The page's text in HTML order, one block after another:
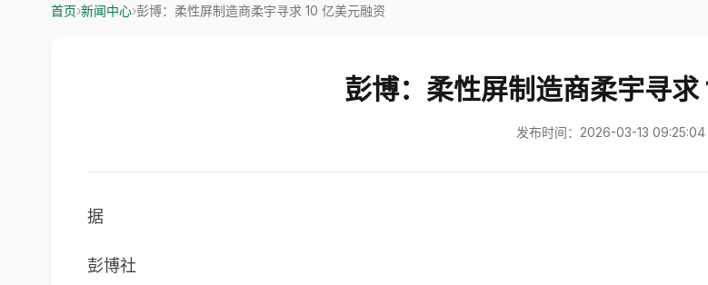
首页›新闻中心›彭博：柔性屏制造商柔宇寻求 10 亿美元融资
彭博：柔性屏制造商柔宇寻求
发布时间：2026-03-13 09:25:04
据
彭博社